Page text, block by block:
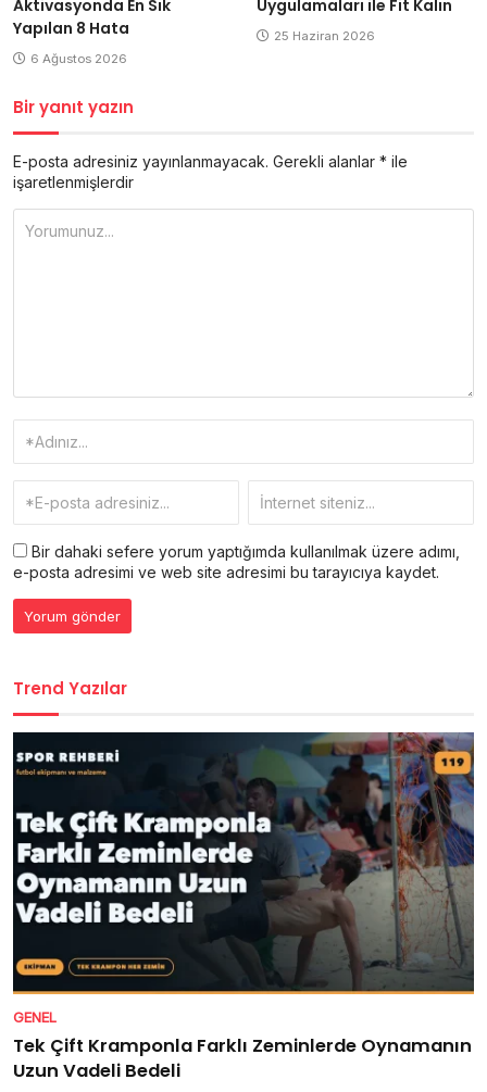
Aktivasyonda En Sık
Yapılan 8 Hata
6 Ağustos 2026
Uygulamaları ile Fit Kalın
25 Haziran 2026
Bir yanıt yazın
E-posta adresiniz yayınlanmayacak. Gerekli alanlar * ile
işaretlenmişlerdir
Bir dahaki sefere yorum yaptığımda kullanılmak üzere adımı,
e-posta adresimi ve web site adresimi bu tarayıcıya kaydet.
Trend Yazılar
GENEL
Tek Çift Kramponla Farklı Zeminlerde Oynamanın
Uzun Vadeli Bedeli